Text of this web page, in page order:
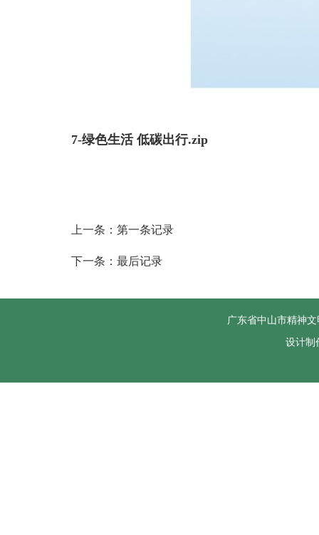
7-绿色生活 低碳出行.zip
上一条：第一条记录
下一条：最后记录
广东省中山市精神
设计制